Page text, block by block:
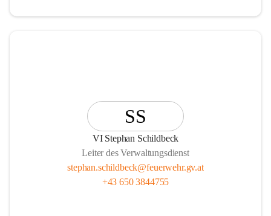
SS
VI Stephan Schildbeck
Leiter des Verwaltungsdienst
stephan.schildbeck@feuerwehr.gv.at
+43 650 3844755